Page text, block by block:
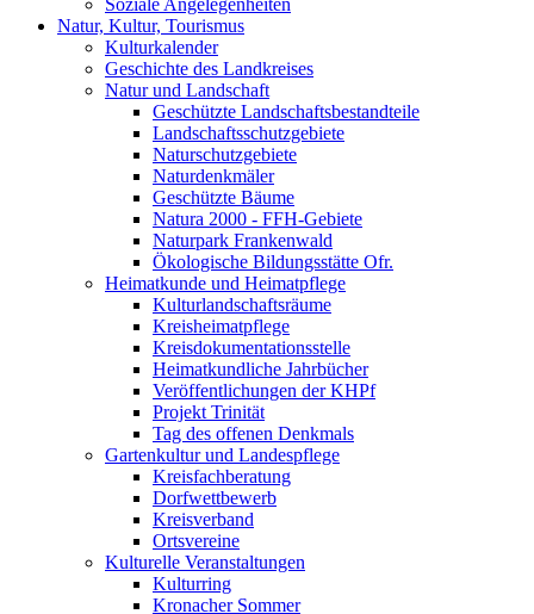
Soziale Angelegenheiten
Natur, Kultur, Tourismus
Kulturkalender
Geschichte des Landkreises
Natur und Landschaft
Geschützte Landschaftsbestandteile
Landschaftsschutzgebiete
Naturschutzgebiete
Naturdenkmäler
Geschützte Bäume
Natura 2000 - FFH-Gebiete
Naturpark Frankenwald
Ökologische Bildungsstätte Ofr.
Heimatkunde und Heimatpflege
Kulturlandschaftsräume
Kreisheimatpflege
Kreisdokumentationsstelle
Heimatkundliche Jahrbücher
Veröffentlichungen der KHPf
Projekt Trinität
Tag des offenen Denkmals
Gartenkultur und Landespflege
Kreisfachberatung
Dorfwettbewerb
Kreisverband
Ortsvereine
Kulturelle Veranstaltungen
Kulturring
Kronacher Sommer